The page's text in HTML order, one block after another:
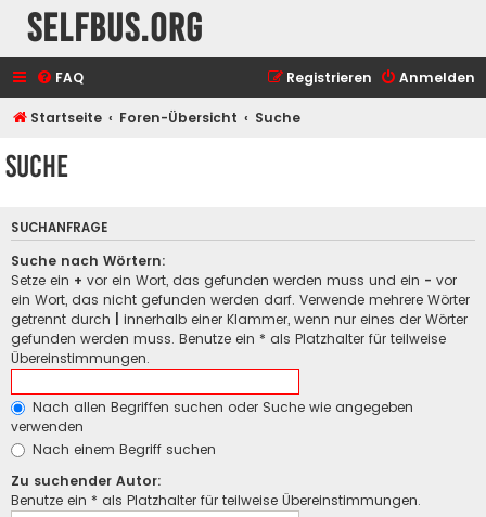
selfbus.org
FAQ Anmelden
Registrieren
Startseite Foren-Übersicht Suche
Suche
SUCHANFRAGE
Suche nach Wörtern:
Setze ein + vor ein Wort, das gefunden werden muss und ein - vor
ein Wort, das nicht gefunden werden darf. Verwende mehrere Wörter
getrennt durch
innerhalb einer Klammer, wenn nur eines der Wörter
gefunden werden muss. Benutze ein * als Platzhalter für teilweise
Übereinstimmungen.
Nach allen Begriffen suchen oder Suche wie angegeben
verwenden
Nach einem Begriff suchen
Zu suchender Autor:
Benutze ein * als Platzhalter für teilweise Übereinstimmungen.